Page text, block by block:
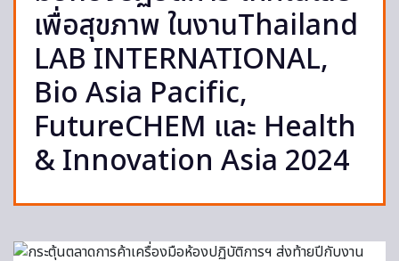
เพื่อสุขภาพ ในงานThailand
LAB INTERNATIONAL,
Bio Asia Pacific,
FutureCHEM และ Health
& Innovation Asia 2024